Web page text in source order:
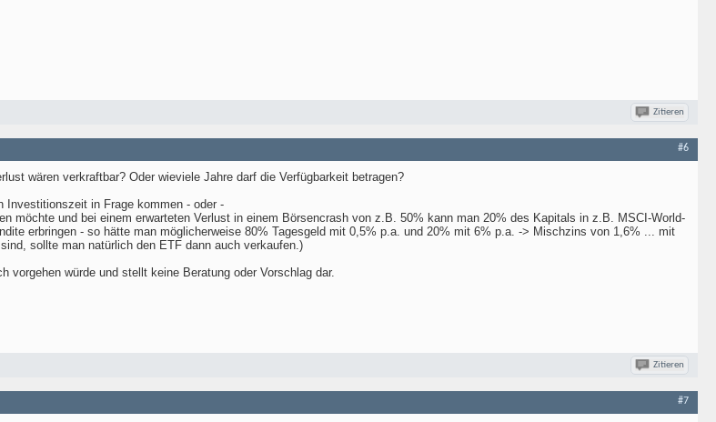
Zitieren
#6
wären verkraftbar? Oder wieviele Jahre darf die Verfügbarkeit betragen?
Investitionszeit in Frage kommen - oder -
möchte und bei einem erwarteten Verlust in einem Börsencrash von z.B. 50% kann man 20% des Kapitals in z.B. MSCI-World-
erbringen - so hätte man möglicherweise 80% Tagesgeld mit 0,5% p.a. und 20% mit 6% p.a. -> Mischzins von 1,6% ... mit
sollte man natürlich den ETF dann auch verkaufen.)
vorgehen würde und stellt keine Beratung oder Vorschlag dar.
Zitieren
#7